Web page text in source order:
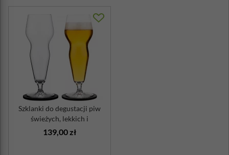
Szklanki do degustacji piw
świeżych, lekkich i
zrównoważo...
139,00 zł